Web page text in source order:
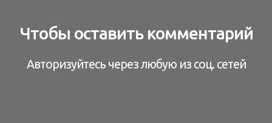
Чтобы оставить комментарий
Авторизуйтесь через любую из соц. сетей